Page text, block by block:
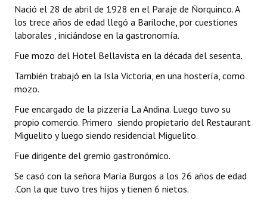
Nació el 28 de abril de 1928 en el Paraje de Ñorquinco. A
los trece años de edad llegó a Bariloche, por cuestiones
laborales , iniciándose en la gastronomía.
Fue mozo del Hotel Bellavista en la década del sesenta.
También trabajó en la Isla Victoria, en una hostería, como
mozo.
Fue encargado de la pizzería La Andina. Luego tuvo su
propio comercio. Primero siendo propietario del Restaurant
Miguelito y luego siendo residencial Miguelito.
Fue dirigente del gremio gastronómico.
Se casó con la señora María Burgos a los 26 años de edad
.Con la que tuvo tres hijos y tienen 6 nietos.